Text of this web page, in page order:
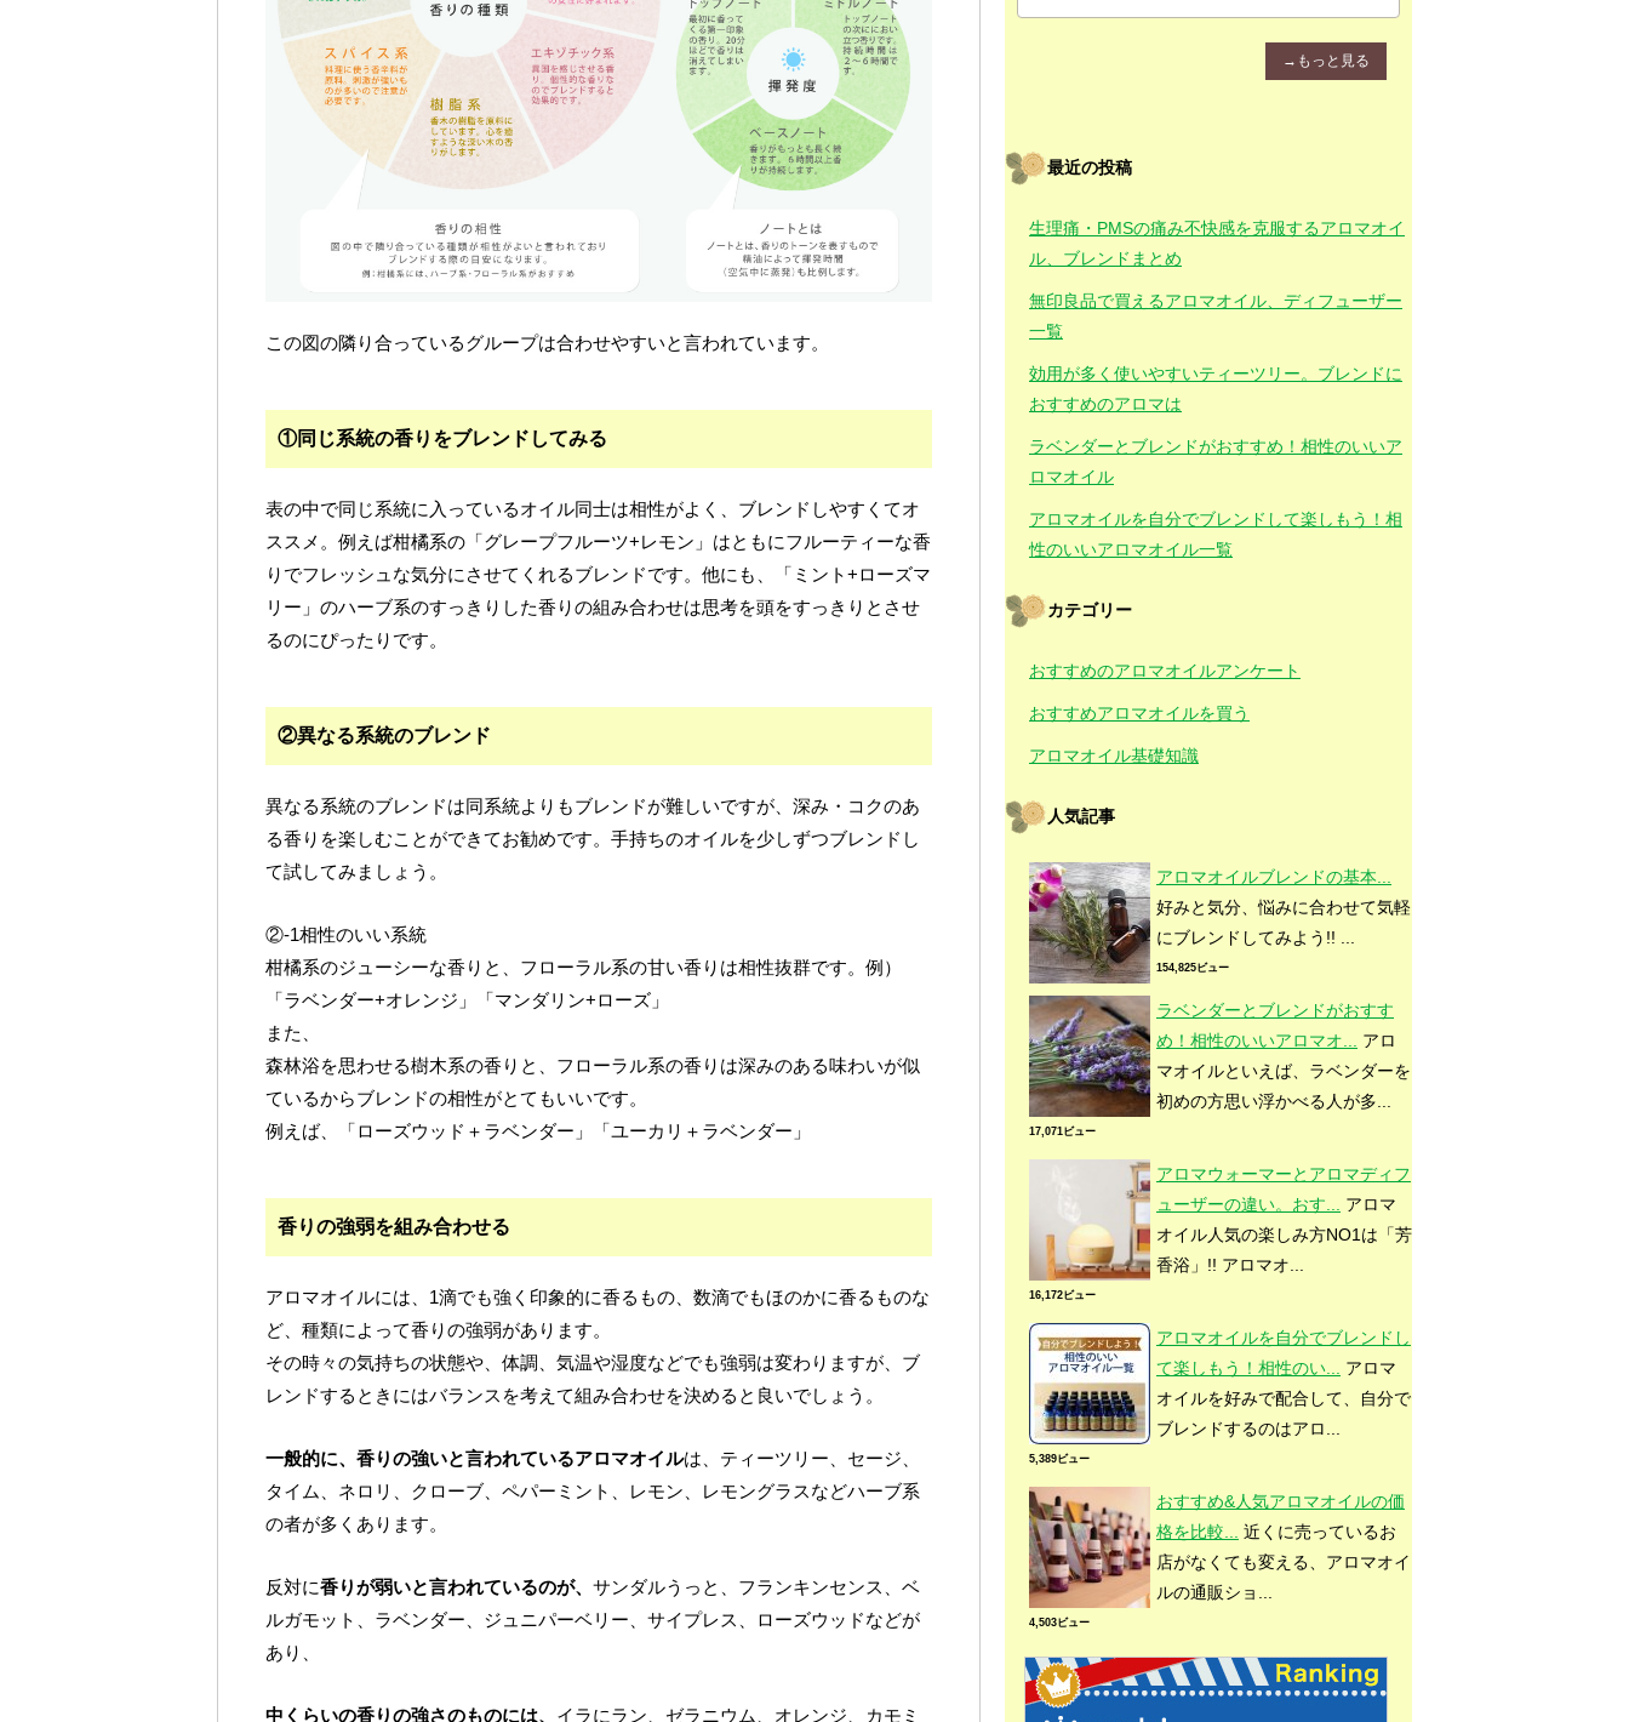
この図の隣り合っているグループは合わせやすいと言われています。
①同じ系統の香りをブレンドしてみる
表の中で同じ系統に入っているオイル同士は相性がよく、ブレンドしやすくてオ
ススメ。例えば柑橘系の「グレープフルーツ+レモン」はともにフルーティーな香
りでフレッシュな気分にさせてくれるブレンドです。他にも、「ミント+ローズマ
リー」のハーブ系のすっきりした香りの組み合わせは思考を頭をすっきりとさせ
るのにぴったりです。
②異なる系統のブレンド
異なる系統のブレンドは同系統よりもブレンドが難しいですが、深み・コクのあ
る香りを楽しむことができてお勧めです。手持ちのオイルを少しずつブレンドし
て試してみましょう。
②-1相性のいい系統
柑橘系のジューシーな香りと、フローラル系の甘い香りは相性抜群です。例）
「ラベンダー+オレンジ」「マンダリン+ローズ」
また、
森林浴を思わせる樹木系の香りと、フローラル系の香りは深みのある味わいが似
ているからブレンドの相性がとてもいいです。
例えば、「ローズウッド＋ラベンダー」「ユーカリ＋ラベンダー」
香りの強弱を組み合わせる
アロマオイルには、1滴でも強く印象的に香るもの、数滴でもほのかに香るものな
ど、種類によって香りの強弱があります。
その時々の気持ちの状態や、体調、気温や湿度などでも強弱は変わりますが、ブ
レンドするときにはバランスを考えて組み合わせを決めると良いでしょう。
一般的に、香りの強いと言われているアロマオイルは、ティーツリー、セージ、
タイム、ネロリ、クローブ、ペパーミント、レモン、レモングラスなどハーブ系
の者が多くあります。
反対に香りが弱いと言われているのが、 サンダルうっと、フランキンセンス、ベ
ルガモット、ラベンダー、ジュニパーベリー、サイプレス、ローズウッドなどが
あり、
中くらいの香りの強さのものには、 イラにラン、ゼラニウム、オレンジ、カモミ
→もっと見る
最近の投稿
生理痛・PMSの痛み不快感を克服するアロマオイ
ル、ブレンドまとめ
無印良品で買えるアロマオイル、ディフューザー
一覧
効用が多く使いやすいティーツリー。ブレンドに
おすすめのアロマは
ラベンダーとブレンドがおすすめ！相性のいいア
ロマオイル
アロマオイルを自分でブレンドして楽しもう！相
性のいいアロマオイル一覧
カテゴリー
おすすめのアロマオイルアンケート
おすすめアロマオイルを買う
アロマオイル基礎知識
人気記事
アロマオイルブレンドの基本...
好みと気分、悩みに合わせて気軽
にブレンドしてみよう!! ...
154,825ビュー
ラベンダーとブレンドがおすす
め！相性のいいアロマオ...
アロ
マオイルといえば、ラベンダーを
初めの方思い浮かべる人が多...
17,071ビュー
アロマウォーマーとアロマディフ
ューザーの違い。おす...
アロマ
オイル人気の楽しみ方NO1は「芳
香浴」!! アロマオ...
16,172ビュー
アロマオイルを自分でブレンドし
て楽しもう！相性のい...
アロマ
オイルを好みで配合して、自分で
ブレンドするのはアロ...
5,389ビュー
おすすめ&人気アロマオイルの価
格を比較...
近くに売っているお
店がなくても変える、アロマオイ
ルの通販ショ...
4,503ビュー